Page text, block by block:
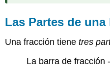
Las Partes de una
Una fracción tienetres
La barra de fracción